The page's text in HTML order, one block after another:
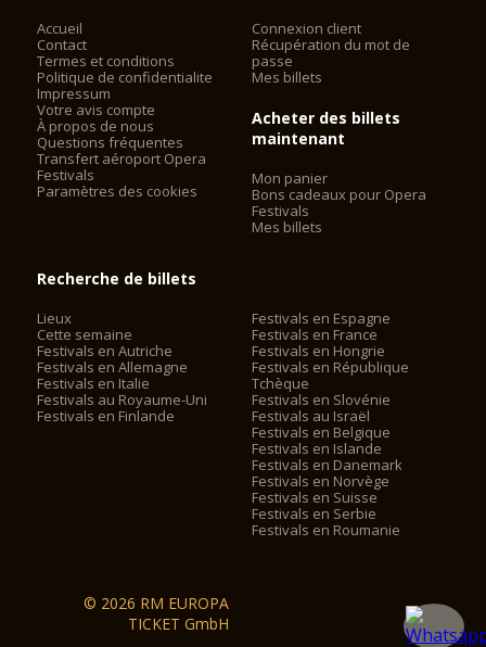
Accueil
Contact
Termes et conditions
Politique de confidentialite
Impressum
Votre avis compte
À propos de nous
Questions fréquentes
Transfert aéroport Opera
Festivals
Paramètres des cookies
Connexion client
Récupération du mot de
passe
Mes billets
Acheter des billets
maintenant
Mon panier
Bons cadeaux pour Opera
Festivals
Mes billets
Recherche de billets
Lieux
Cette semaine
Festivals en Autriche
Festivals en Allemagne
Festivals en Italie
Festivals au Royaume-Uni
Festivals en Finlande
Festivals en Espagne
Festivals en France
Festivals en Hongrie
Festivals en République
Tchèque
Festivals en Slovénie
Festivals au Israël
Festivals en Belgique
Festivals en Islande
Festivals en Danemark
Festivals en Norvège
Festivals en Suisse
Festivals en Serbie
Festivals en Roumanie
© 2026 RM EUROPA
TICKET GmbH